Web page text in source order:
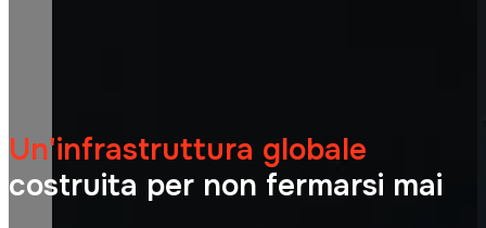
Un'infrastruttura globale
costruita per non fermarsi mai